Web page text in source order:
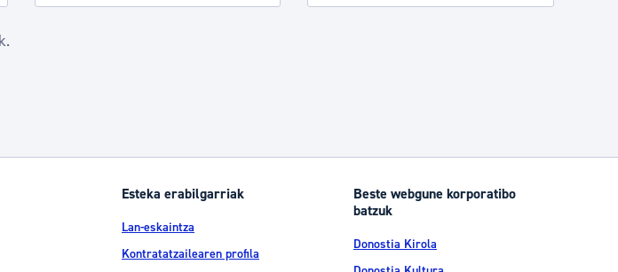
Use TAB to navigate.
Esteka erabilgarriak
Lan-eskaintza
Kontratatzailearen profila
Beste webgune korporatibo
batzuk
Donostia Kirola